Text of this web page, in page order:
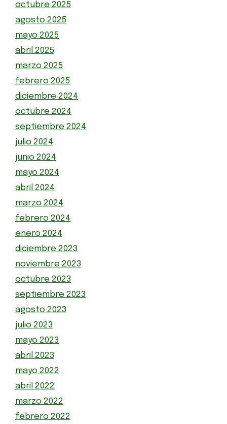
octubre 2025
agosto 2025
mayo 2025
abril 2025
marzo 2025
febrero 2025
diciembre 2024
octubre 2024
septiembre 2024
julio 2024
junio 2024
mayo 2024
abril 2024
marzo 2024
febrero 2024
enero 2024
diciembre 2023
noviembre 2023
octubre 2023
septiembre 2023
agosto 2023
julio 2023
mayo 2023
abril 2023
mayo 2022
abril 2022
marzo 2022
febrero 2022